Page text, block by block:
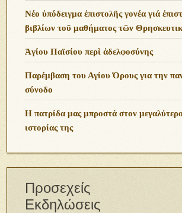
Νέο ὑπόδειγμα ἐπιστολῆς γονέα γιά
βιβλίων τοῦ μαθήματος τῶν
Ἁγίου Παϊσίου περὶ ἀδελφοσύνης
Παρέμβαση του Αγίου Όρους για την
σύνοδο
Η πατρίδα μας μπροστά στον
ιστορίας της
Προσεχείς
Εκδηλώσεις